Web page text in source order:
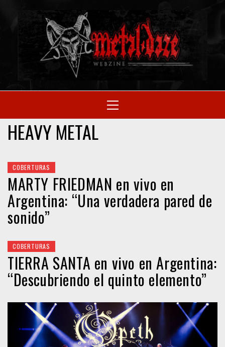
SITIO OFICIAL
Menu
HEAVY METAL
COBERTURAS
MARTY FRIEDMAN en vivo en
Argentina: “Una verdadera pared de
sonido”
COBERTURAS
TIERRA SANTA en vivo en Argentina:
“Descubriendo el quinto elemento”